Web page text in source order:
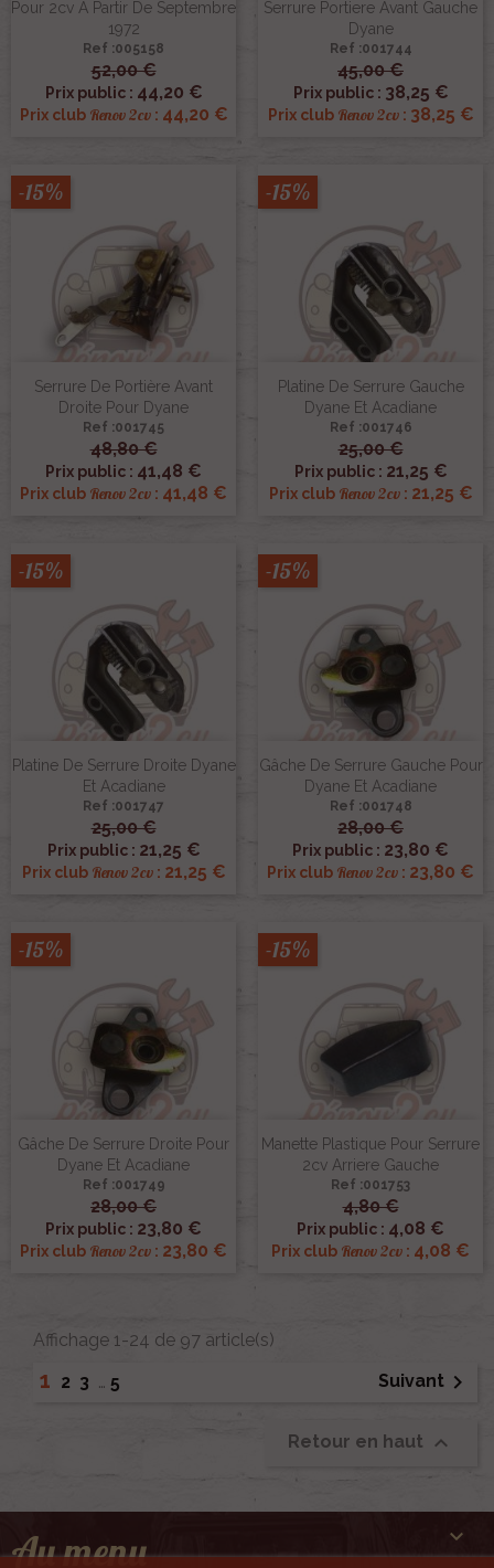
Pour 2cv A Partir De Septembre
1972
Ref :005158
52,00 €
Prix public : 44,20 €
Prix club Renov 2cv: 44,20 €
Serrure Portiere Avant Gauche
Dyane
Ref :001744
45,00 €
Prix public : 38,25 €
Prix club Renov 2cv: 38,25 €
Serrure De Portière Avant
Droite Pour Dyane
Ref :001745
48,80 €
Prix public : 41,48 €
Prix club Renov 2cv : 41,48 €
-15%
Platine De Serrure Gauche
Dyane Et Acadiane
Ref :001746
25,00 €
Prix public : 21,25 €
Prix club Renov 2cv: 21,25 €
-15%
Platine De Serrure Droite Dyane
Et Acadiane
Ref :001747
25,00 €
Prix public : 21,25 €
Prix club Renov 2cv: 21,25 €
-15%
Gâche De Serrure Gauche Pour
Dyane Et Acadiane
Ref :001748
28,00 €
Prix public : 23,80 €
Prix club Renov 2cv : 23,80 €
-15%
Gâche De Serrure Droite Pour
Dyane Et Acadiane
Ref :001749
28,00 €
Prix public : 23,80 €
Prix club Renov 2cv : 23,80 €
-15%
Manette Plastique Pour Serrure
2cv Arriere Gauche
Ref :001753
4,80 €
Prix public : 4,08 €
Prix club Renov 2cv : 4,08 €
-15%
Affichage 1-24 de 97 article(s)
1 2 3 … 5 Suivant 
Retour en haut 
Au menu 